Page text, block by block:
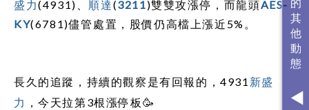
盛力(4931)、 順達(3211)雙雙攻漲停，而龍頭AES-
KY(6781)儘管處置，股價仍高檔上漲近5%。
長久的追蹤，持續的觀察是有回報的，4931 新盛
力 ，今天拉第3根漲停板🥳